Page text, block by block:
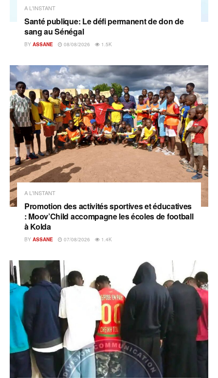
A L'INSTANT
Santé publique: Le défi permanent de don de
sang au Sénégal
BY ASSANE 08/08/2026 1.5K
A L'INSTANT
Promotion des activités sportives et éducatives
: Moov’Child accompagne les écoles de football
à Kolda
BY ASSANE 07/08/2026 1.4K